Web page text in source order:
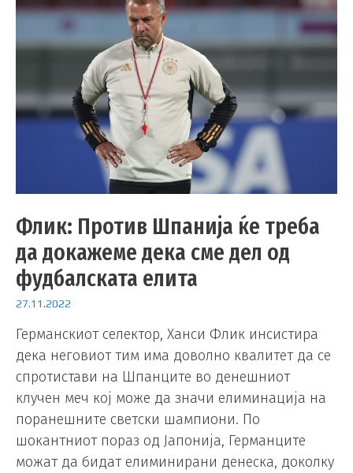
Флик: Против Шпанија ќе треба
да докажеме дека сме дел од
фудбалската елита
27.11.2022
Германскиот селектор, Ханси Флик инсистира
дека неговиот тим има доволно квалитет да се
спротистави на Шпанците во денешниот
клучен меч кој може да значи елиминација на
поранешните светски шампиони. По
шокантниот пораз од Јапонија, Германците
можат да бидат елиминирани денеска, доколку